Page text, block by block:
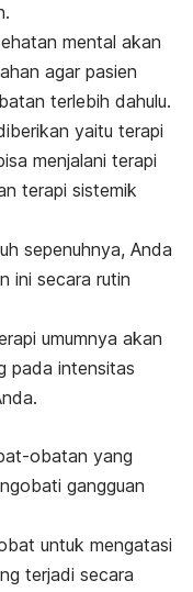
mental akan
agar pasien
terlebih dahulu.
yaitu terapi
menjalani terapi
terapi sistemik
sepenuhnya, Anda
ini secara rutin
umumnya akan
pada intensitas
obatan yang
gangguan
untuk mengatasi
terjadi secara